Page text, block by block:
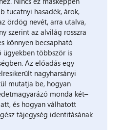
tucatnyi hasadék, árok,
ördög nevét, arra utalva,
szerint az alvilág rosszra
könnyen becsapható
többször is
Az előadás egy
nagyharsányi
mutatja be, hogyan
monda két–
és hogyan válhatott
tájegység identitásának